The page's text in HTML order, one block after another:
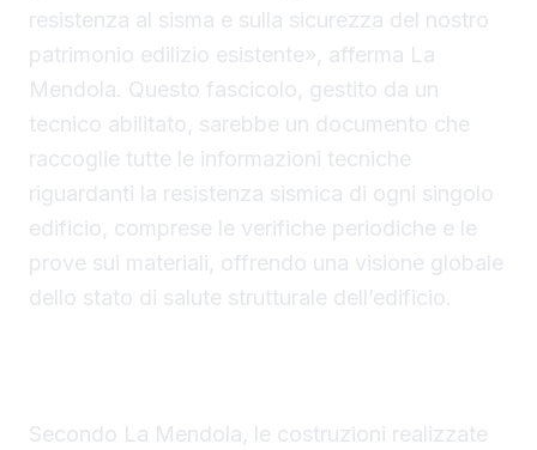
resistenza al sisma e sulla sicurezza del nostro
patrimonio edilizio esistente», afferma La
Mendola. Questo fascicolo, gestito da un
tecnico abilitato, sarebbe un documento che
raccoglie tutte le informazioni tecniche
riguardanti la resistenza sismica di ogni singolo
edificio, comprese le verifiche periodiche e le
prove sui materiali, offrendo una visione globale
dello stato di salute strutturale dell’edificio.
Secondo La Mendola, le costruzioni realizzate